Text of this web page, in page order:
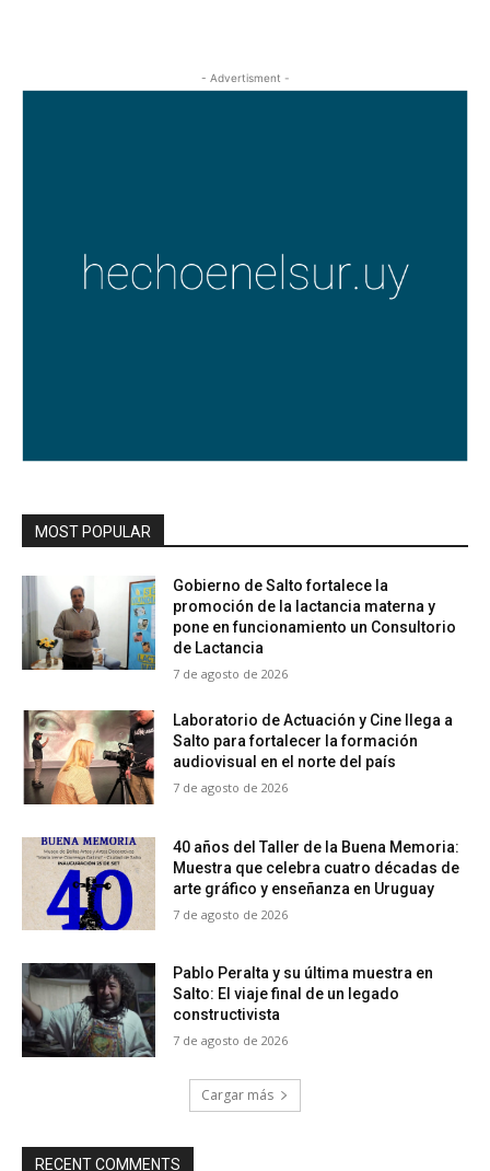
- Advertisment -
MOST POPULAR
Gobierno de Salto fortalece la
promoción de la lactancia materna y
pone en funcionamiento un Consultorio
de Lactancia
7 de agosto de 2026
Laboratorio de Actuación y Cine llega a
Salto para fortalecer la formación
audiovisual en el norte del país
7 de agosto de 2026
40 años del Taller de la Buena Memoria:
Muestra que celebra cuatro décadas de
arte gráfico y enseñanza en Uruguay
7 de agosto de 2026
Pablo Peralta y su última muestra en
Salto: El viaje final de un legado
constructivista
7 de agosto de 2026
Cargar más
RECENT COMMENTS